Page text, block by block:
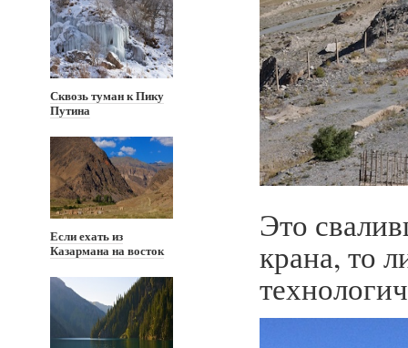
Сквозь туман к Пику
Путина
Если ехать из
Казармана на восток
Это
крана, то